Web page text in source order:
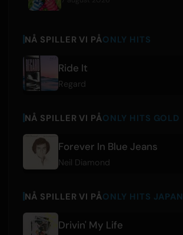
NÅ SPILLER VI PÅONLY HITS
Ride It
Regard
NÅ SPILLER VI PÅONLY HITS GOLD
Forever In Blue Jeans
Neil Diamond
NÅ SPILLER VI PÅONLY HITS JAPAN
Drivin' My Life